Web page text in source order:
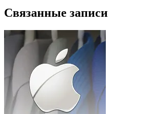
Связанные записи